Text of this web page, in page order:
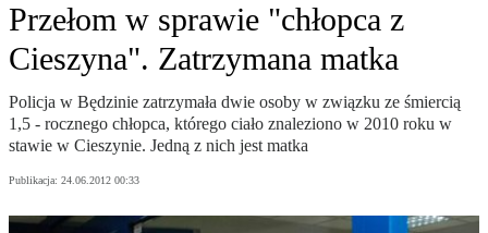
Przełom w sprawie "chłopca z
Cieszyna". Zatrzymana matka
Policja w Będzinie zatrzymała dwie osoby w związku ze śmiercią
1,5 - rocznego chłopca, którego ciało znaleziono w 2010 roku w
stawie w Cieszynie. Jedną z nich jest matka
Publikacja: 24.06.2012 00:33